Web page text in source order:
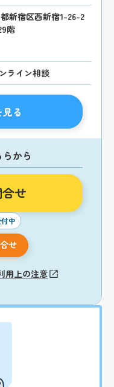
新宿区西新宿1-26-2
階
ライン相談
る
から
せ
中
せ
用上の注意